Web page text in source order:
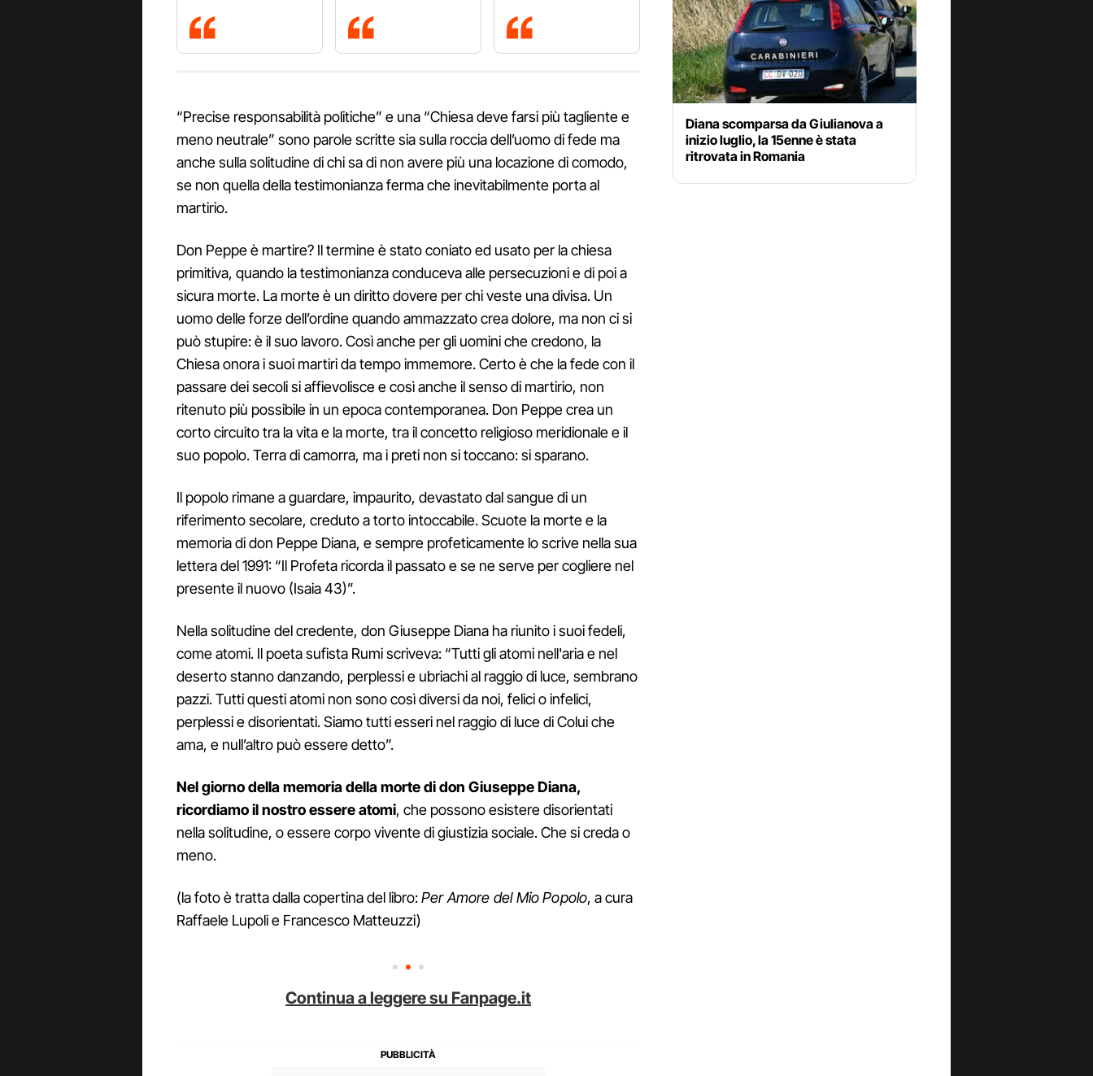
“Precise responsabilità politiche” e una “Chiesa deve farsi più tagliente e
meno neutrale” sono parole scritte sia sulla roccia dell’uomo di fede ma
anche sulla solitudine di chi sa di non avere più una locazione di comodo,
se non quella della testimonianza ferma che inevitabilmente porta al
martirio.
Don Peppe è martire? Il termine è stato coniato ed usato per la chiesa
primitiva, quando la testimonianza conduceva alle persecuzioni e di poi a
sicura morte. La morte è un diritto dovere per chi veste una divisa. Un
uomo delle forze dell’ordine quando ammazzato crea dolore, ma non ci si
può stupire: è il suo lavoro. Così anche per gli uomini che credono, la
Chiesa onora i suoi martiri da tempo immemore. Certo è che la fede con il
passare dei secoli si affievolisce e così anche il senso di martirio, non
ritenuto più possibile in un epoca contemporanea. Don Peppe crea un
corto circuito tra la vita e la morte, tra il concetto religioso meridionale e il
suo popolo. Terra di camorra, ma i preti non si toccano: si sparano.
Il popolo rimane a guardare, impaurito, devastato dal sangue di un
riferimento secolare, creduto a torto intoccabile. Scuote la morte e la
memoria di don Peppe Diana, e sempre profeticamente lo scrive nella sua
lettera del 1991: “Il Profeta ricorda il passato e se ne serve per cogliere nel
presente il nuovo (Isaia 43)”.
Nella solitudine del credente, don Giuseppe Diana ha riunito i suoi fedeli,
come atomi. Il poeta sufista Rumi scriveva: “Tutti gli atomi nell'aria e nel
deserto stanno danzando, perplessi e ubriachi al raggio di luce, sembrano
pazzi. Tutti questi atomi non sono così diversi da noi, felici o infelici,
perplessi e disorientati. Siamo tutti esseri nel raggio di luce di Colui che
ama, e null’altro può essere detto”.
Nel giorno della memoria della morte di don Giuseppe Diana,
ricordiamo il nostro essere atomi, che possono esistere disorientati
nella solitudine, o essere corpo vivente di giustizia sociale. Che si creda o
meno.
(la foto è tratta dalla copertina del libro:Per Amore del Mio Popolo, a cura
Raffaele Lupoli e Francesco Matteuzzi)
Continua a leggere su Fanpage.it
Diana scomparsa da Giulianova a
inizio luglio, la 15enne è stata
ritrovata in Romania